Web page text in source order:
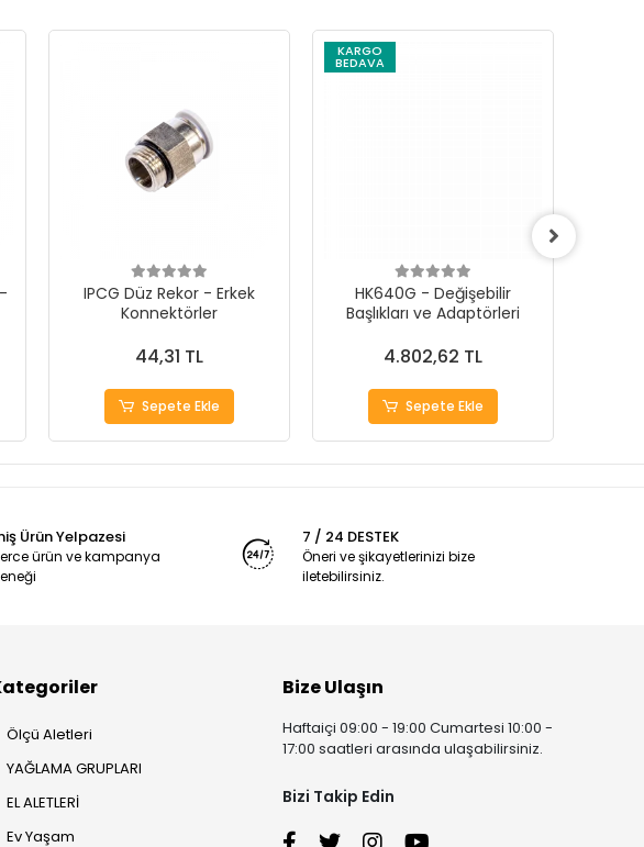
IPCG Düz Rekor - Erkek
Konnektörler
44,31 TL
Sepete Ekle
KARGO
BEDAVA
HK640G - Değişebilir
Başlıkları ve Adaptörleri
4.802,62 TL
Sepete Ekle
Ürün Yelpazesi
ürün ve kampanya
7 / 24 DESTEK
Öneri ve şikayetlerinizi bize
iletebilirsiniz.
Ölçü Aletleri
YAĞLAMA GRUPLARI
EL ALETLERİ
Ev Yaşam
Bize Ulaşın
Haftaiçi 09:00 - 19:00 Cumartesi 10:00 -
17:00 saatleri arasında ulaşabilirsiniz.
Bizi Takip Edin